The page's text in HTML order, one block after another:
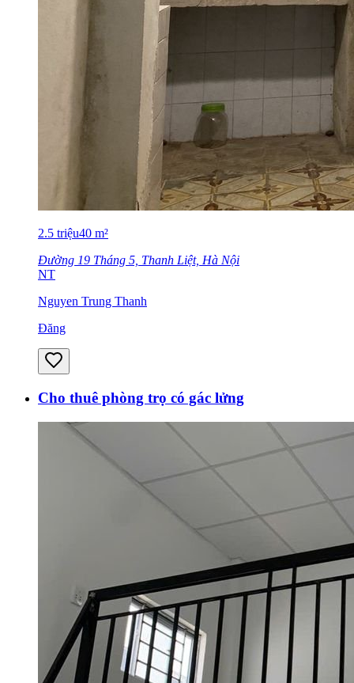
2.5 triệu40 m²
Đường 19 Tháng 5, Thanh Liệt, Hà Nội
NT
Nguyen Trung Thanh
Đăng
Cho thuê phòng trọ có gác lửng